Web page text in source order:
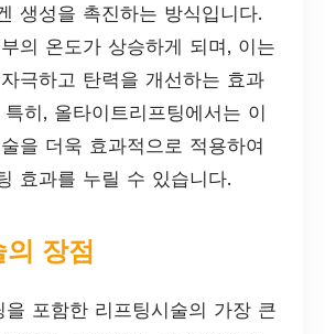
생성을 촉진하는 방식입니다.
의 온도가 상승하게 되며, 이는
극하고 탄력을 개선하는 효과
히, 올타이트리프팅에서는 이
을 더욱 효과적으로 적용하여
효과를 누릴 수 있습니다.
장점
을 포함한 리프팅시술의 가장 큰